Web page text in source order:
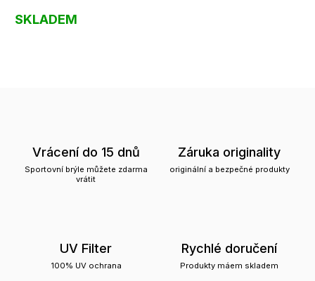
SKLADEM
Vrácení do 15 dnů
Sportovní brýle můžete zdarma
vrátit
Záruka originality
originální a bezpečné produkty
UV Filter
100% UV ochrana
Rychlé doručení
Produkty máem skladem